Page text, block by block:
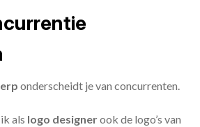
onderscheidt je van concurrenten.
als logo designerook de logo’s van